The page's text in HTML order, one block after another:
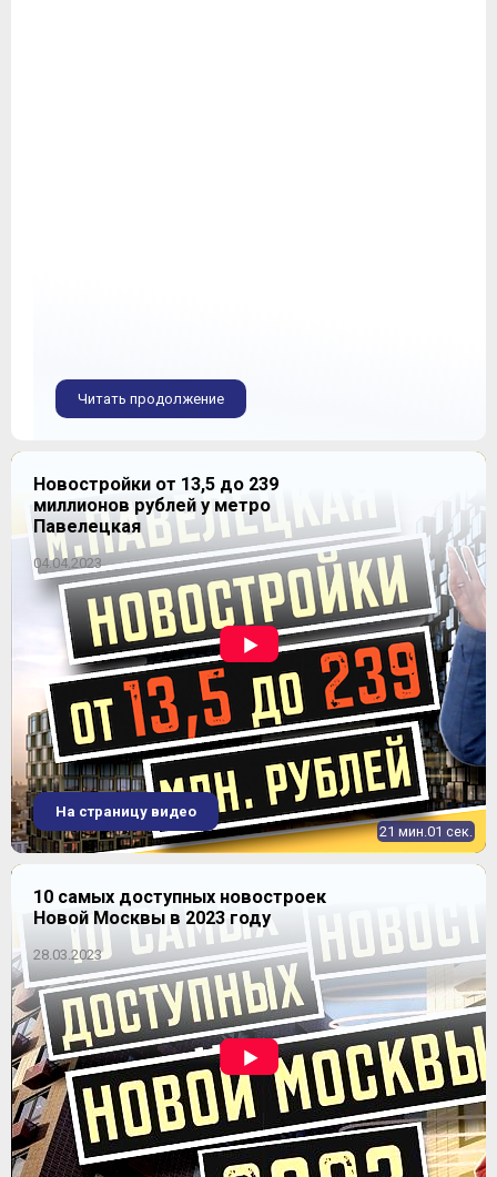
Читать продолжение
Новостройки от 13,5 до 239
миллионов рублей у метро
Павелецкая
04.04.2023
21 мин.01 сек.
На страницу видео
10 самых доступных новостроек
Новой Москвы в 2023 году
28.03.2023